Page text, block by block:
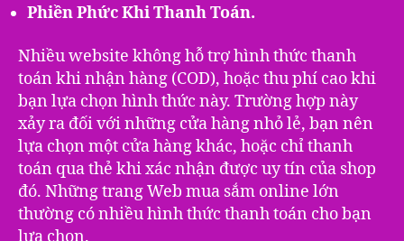
Phiền Phức Khi Thanh Toán.
Nhiều website không hỗ trợ hình thức thanh
toán khi nhận hàng (COD), hoặc thu phí cao khi
bạn lựa chọn hình thức này. Trường hợp này
xảy ra đối với những cửa hàng nhỏ lẻ, bạn nên
lựa chọn một cửa hàng khác, hoặc chỉ thanh
toán qua thẻ khi xác nhận được uy tín của shop
đó. Những trang Web mua sắm online lớn
thường có nhiều hình thức thanh toán cho bạn
lựa chọn.